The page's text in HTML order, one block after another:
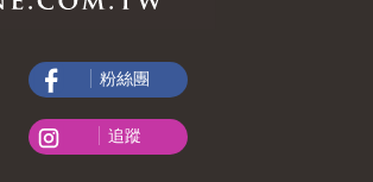
粉絲團
追蹤